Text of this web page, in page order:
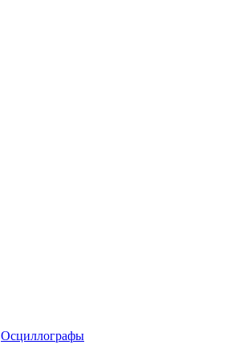
Осциллографы